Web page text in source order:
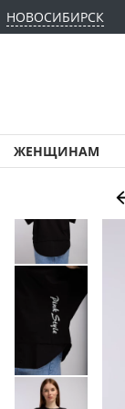
НОВОСИБИРСК
ЖЕНЩИНАМ